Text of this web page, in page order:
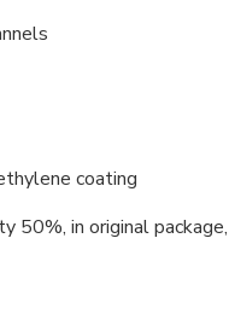
coating
in original